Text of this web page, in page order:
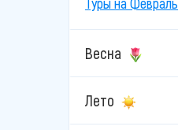
Весна
Лето